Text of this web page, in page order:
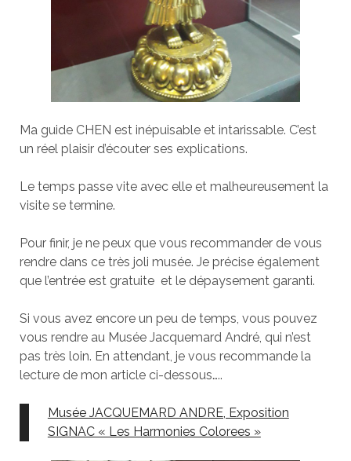
Ma guide CHEN est inépuisable et intarissable. C’est
un réel plaisir d’écouter ses explications.
Le temps passe vite avec elle et malheureusement la
visite se termine.
Pour finir, je ne peux que vous recommander de vous
rendre dans ce très joli musée. Je précise également
que l’entrée est gratuite et le dépaysement garanti.
Si vous avez encore un peu de temps, vous pouvez
vous rendre au Musée Jacquemard André, qui n’est
pas très loin. En attendant, je vous recommande la
lecture de mon article ci-dessous…..
Musée JACQUEMARD ANDRE, Exposition
SIGNAC « Les Harmonies Colorees »